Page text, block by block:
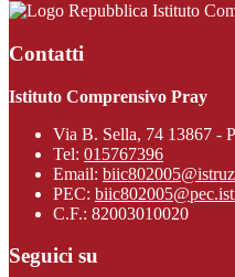
Istituto
Contatti
Istituto Comprensivo Pray
Via B. Sella, 74 13867 -
Tel: 015767396
Email:
PEC:
C.F.: 82003010020
Seguici su